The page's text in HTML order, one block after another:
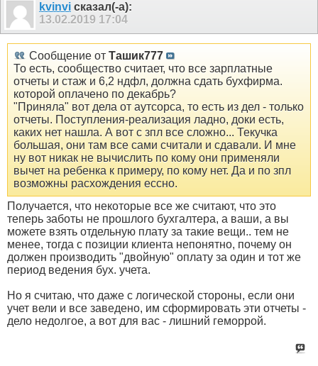
kvinvi сказал(-а):
13.02.2019 17:04
Сообщение от Ташик777
То есть, сообщество считает, что все зарплатные
отчеты и стаж и 6,2 ндфл, должна сдать бухфирма.
которой оплачено по декабрь?
"Приняла" вот дела от аутсорса, то есть из дел - только
отчеты. Поступления-реализация ладно, доки есть,
каких нет нашла. А вот с зпл все сложно... Текучка
большая, они там все сами считали и сдавали. И мне
ну вот никак не вычислить по кому они применяли
вычет на ребенка к примеру, по кому нет. Да и по зпл
возможны расхождения ессно.
Получается, что некоторые все же считают, что это
теперь заботы не прошлого бухгалтера, а ваши, а вы
можете взять отдельную плату за такие вещи.. тем не
менее, тогда с позиции клиента непонятно, почему он
должен производить "двойную" оплату за один и тот же
период ведения бух. учета.
Но я считаю, что даже с логической стороны, если они
учет вели и все заведено, им сформировать эти отчеты -
дело недолгое, а вот для вас - лишний геморрой.